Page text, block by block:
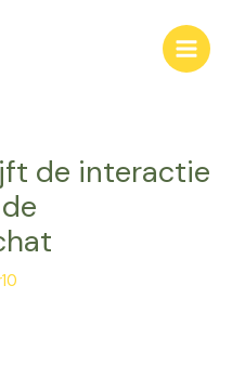
Main
de interactie